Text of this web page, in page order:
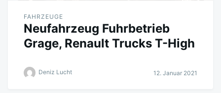
FAHRZEUGE
Neufahrzeug Fuhrbetrieb
Grage, Renault Trucks T-High
Deniz Lucht 12. Januar 2021